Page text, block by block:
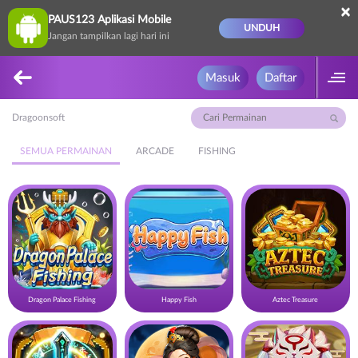
PAUS123 Aplikasi Mobile
Jangan tampilkan lagi hari ini
UNDUH
×
Masuk Daftar
Dragoonsoft
SEMUA PERMAINAN ARCADE FISHING
Dragon Palace Fishing Happy Fish Aztec Treasure